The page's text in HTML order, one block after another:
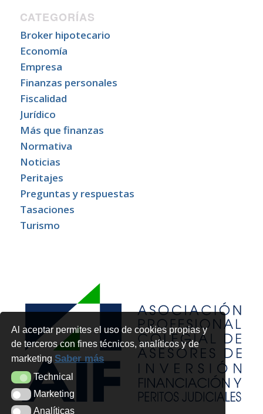
Al aceptar permites el uso de cookies propias y
de terceros con fines técnicos, analíticos y de
marketingSaber más
TechnicalTechnical
MarketingMarketing
AnalíticasAnalíticas
CATEGORÍAS
Broker hipotecario
Economía
Empresa
Finanzas personales
Fiscalidad
Jurídico
Más que finanzas
Normativa
Noticias
Peritajes
Preguntas y respuestas
Tasaciones
Turismo